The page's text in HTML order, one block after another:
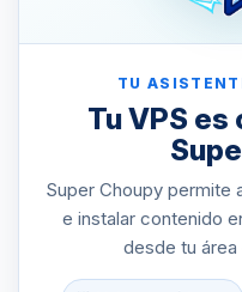
TU
Tu VPS
Super Choupy permite
e instalar contenido
desde tu